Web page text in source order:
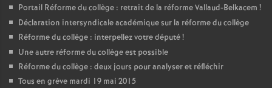
Portail Réforme du collège : retrait de la réforme Vallaud-Belkacem !
Déclaration intersyndicale académique sur la réforme du collège
Réforme du collège : interpellez votre député!
Une autre réforme du collège est possible
Réforme du collège : deux jours pour analyser et réfléchir
Tous en grève mardi 19 mai 2015